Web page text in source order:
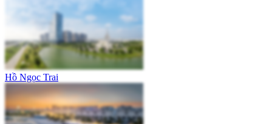
Hồ Ngọc Trai